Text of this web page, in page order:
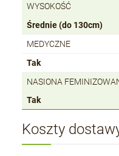
WYSOKOŚĆ
Średnie (do 130cm)
MEDYCZNE
Tak
NASIONA
Tak
Koszty
Cena nie zawiera